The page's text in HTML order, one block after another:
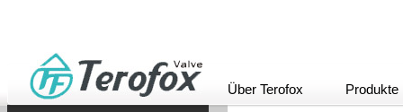
Über Terofox Produkte